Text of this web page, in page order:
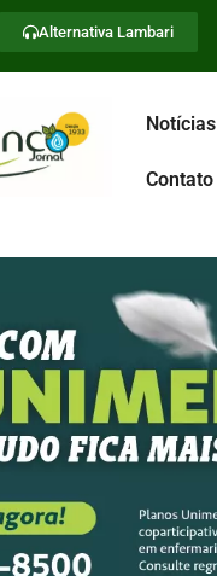
Alternativa Lambari
Notícias
Contato